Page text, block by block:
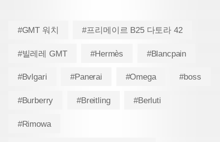
#GMT 워치 #프리메이르 B25 다토라 42
#빌레레 GMT #Hermès #Blancpain
#Bvlgari #Panerai #Omega #boss
#Burberry #Breitling #Berluti
#Rimowa